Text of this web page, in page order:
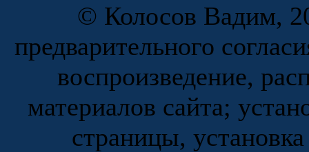
© Колосов Вадим,
предварительного
воспроизведение,
материалов сайта;
страницы,